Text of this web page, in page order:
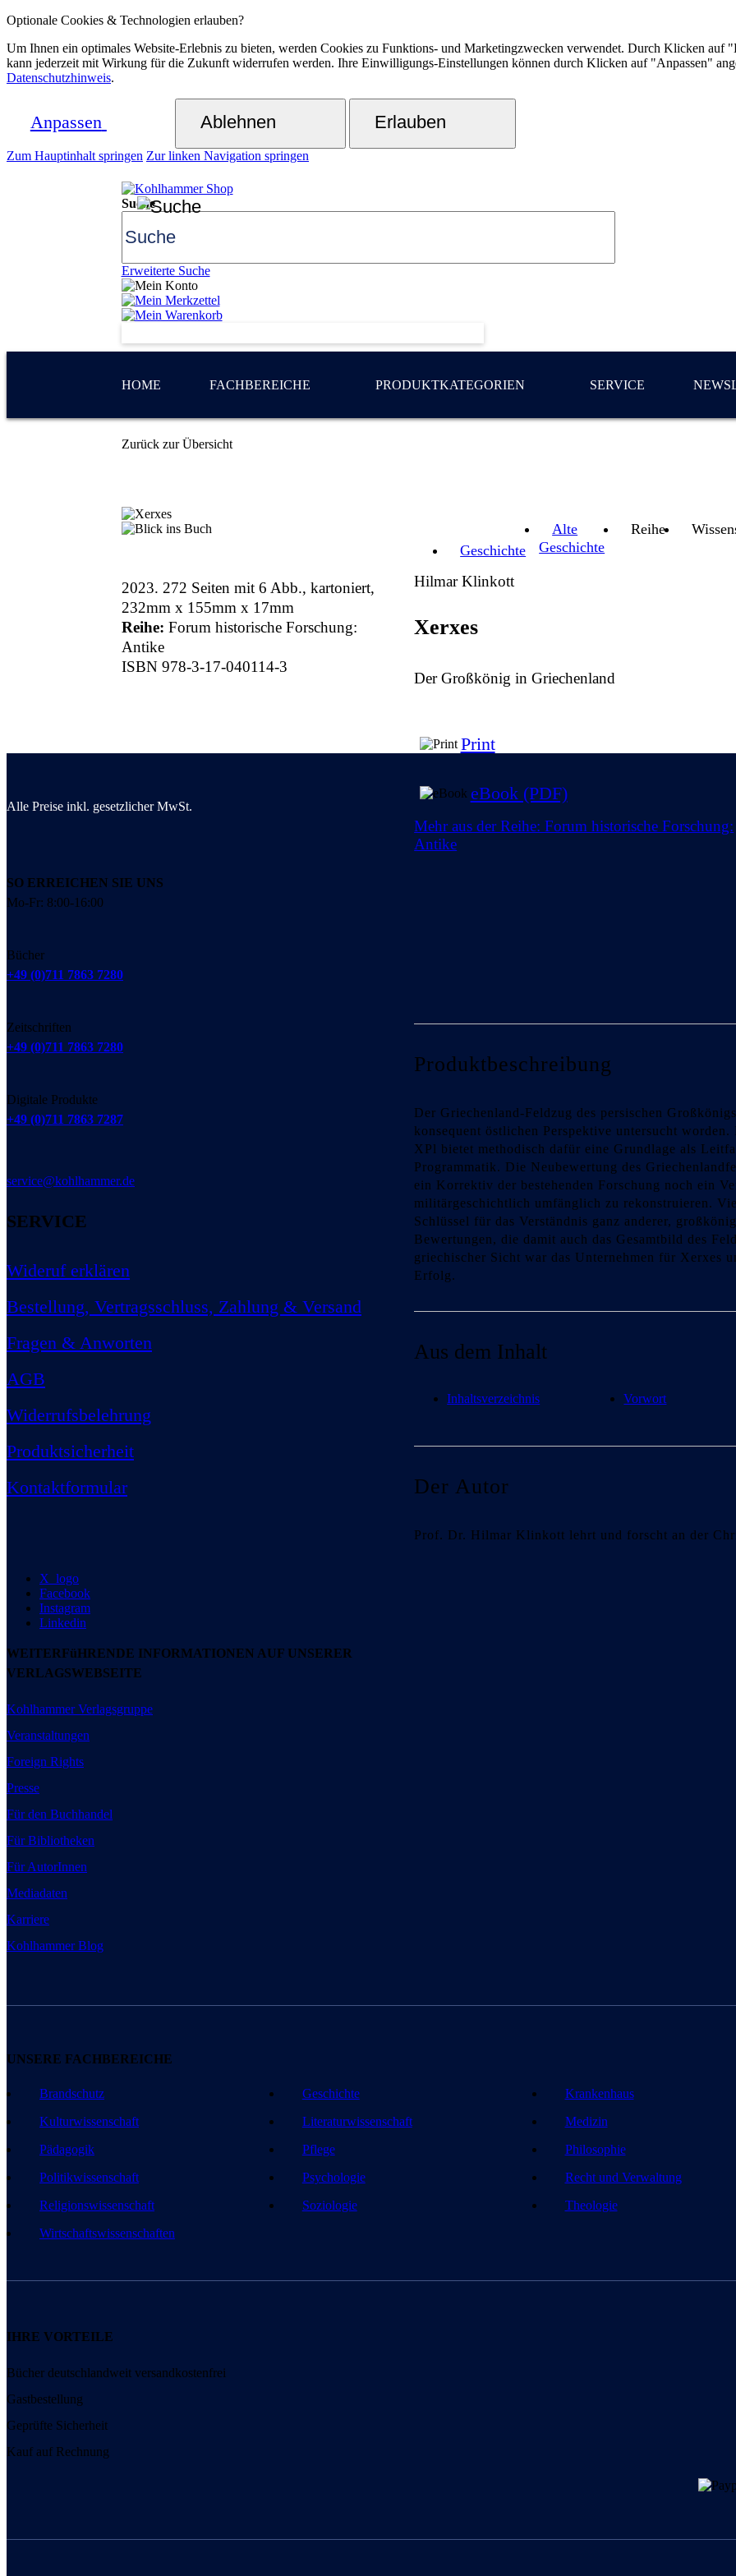
Optionale Cookies & Technologien erlauben?
Um Ihnen ein optimales Website-Erlebnis zu bieten, werden Cookies zu Funktions- und Marketingzwecken verwendet. Durch Klicken
kann jederzeit mit Wirkung für die Zukunft widerrufen werden. Ihre Einwilligungs-Einstellungen können durch Klicken auf "Anpassen"
Datenschutzhinweis.
Anpassen Ablehnen Erlauben
Zum Hauptinhalt springen Zur linken Navigation springen
Suche
Erweiterte Suche
HOME FACHBEREICHE PRODUKTKATEGORIEN SERVICE
Zurück zur Übersicht
2023. 272 Seiten mit 6 Abb., kartoniert,
232mm x 155mm x 17mm
Reihe: Forum historische Forschung:
Antike
ISBN 978-3-17-040114-3
Geschichte
Alte
Geschichte
Reihe
Hilmar Klinkott
Xerxes
Der Großkönig in Griechenland
Print
eBook (PDF)
Mehr aus der Reihe: Forum historische Forschung:
Antike
Produktbeschreibung
Der Griechenland-Feldzug des persischen
konsequent östlichen Perspektive untersucht
XPl bietet methodisch dafür eine Grundlage als
Programmatik. Die Neubewertung des
ein Korrektiv der bestehenden Forschung noch ein
militärgeschichtlich umfänglich zu rekonstruieren.
Schlüssel für das Verständnis ganz anderer,
Bewertungen, die damit auch das Gesamtbild des
griechischer Sicht war das Unternehmen für Xerxes
Erfolg.
Aus dem Inhalt
Inhaltsverzeichnis Vorwort
Der Autor
Prof. Dr. Hilmar Klinkott lehrt und forscht an der
Alle Preise inkl. gesetzlicher MwSt.
SO ERREICHEN SIE UNS
Mo-Fr: 8:00-16:00
Bücher
+49 (0)711 7863 7280
Zeitschriften
+49 (0)711 7863 7280
Digitale Produkte
+49 (0)711 7863 7287
service@kohlhammer.de
SERVICE
Wideruf erklären
Bestellung, Vertragsschluss, Zahlung & Versand
Fragen & Anworten
AGB
Widerrufsbelehrung
Produktsicherheit
Kontaktformular
X_logo
Facebook
Instagram
Linkedin
WEITERFüHRENDE INFORMATIONEN AUF UNSERER
VERLAGSWEBSEITE
Kohlhammer Verlagsgruppe
Veranstaltungen
Foreign Rights
Presse
Für den Buchhandel
Für Bibliotheken
Für AutorInnen
Mediadaten
Karriere
Kohlhammer Blog
UNSERE FACHBEREICHE
Brandschutz Geschichte
Krankenhaus
Kulturwissenschaft
Literaturwissenschaft
Medizin
Pädagogik
Pflege
Philosophie
Politikwissenschaft
Psychologie
Recht und Verwaltung
Religionswissenschaft
Soziologie
Theologie
Wirtschaftswissenschaften
IHRE VORTEILE
Bücher deutschlandweit versandkostenfrei
Gastbestellung
Geprüfte Sicherheit
Kauf auf Rechnung